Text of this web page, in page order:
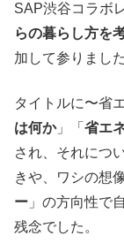
SAP渋谷コラボ
らの暮らし方を
加して参りました
タイトルに〜省
は何か」「 省エ
され、それにつ
きや、ワシの想
ー 」の方向性で
残念でした。